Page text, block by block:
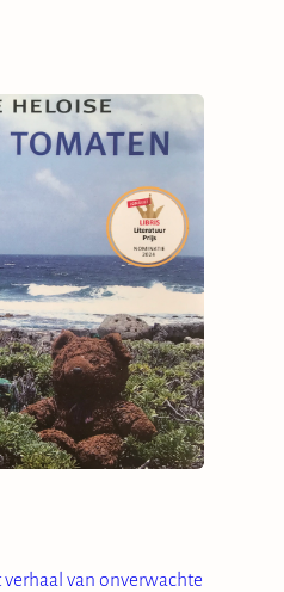
van onverwachte